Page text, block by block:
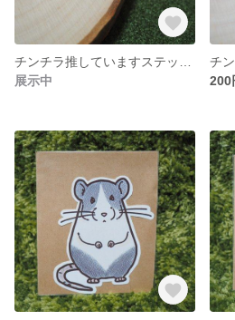
展示中
チ
200